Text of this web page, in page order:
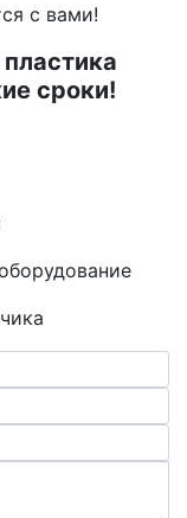
с вами!
сроки!